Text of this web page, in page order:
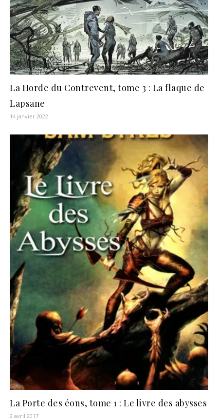
La Horde du Contrevent, tome 3 : La flaque de
Lapsane
14 janvier 2022
La Porte des éons, tome 1 : Le livre des abysses
2 avril 2017